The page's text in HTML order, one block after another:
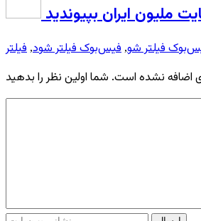
ملیون ایران بپیوندید
فیلتر شو, فیس‌بوک فیلتر شود, فیلتر